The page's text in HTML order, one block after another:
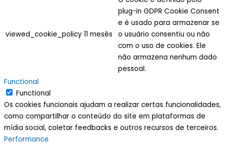
viewed_cookie_policy 11 mesês
plug-in GDPR Cookie Consent
e é usado para armazenar se
o usuário consentiu ou não
com o uso de cookies. Ele
não armazena nenhum dado
pessoal.
Functional
Functional
Os cookies funcionais ajudam a realizar certas funcionalidades,
como compartilhar o conteúdo do site em plataformas de
mídia social, coletar feedbacks e outros recursos de terceiros.
Performance